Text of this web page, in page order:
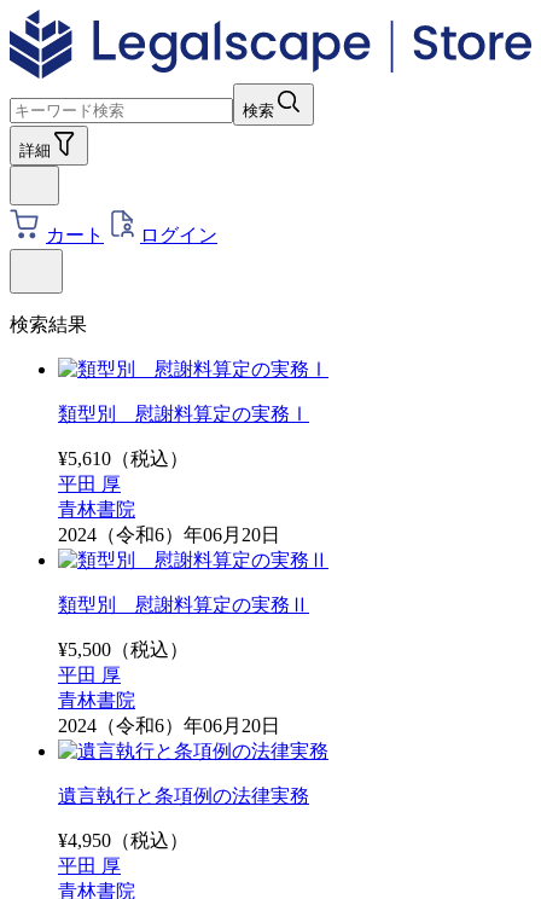
検索
詳細
カート ログイン
検索結果
類型別 慰謝料算定の実務Ⅰ
¥5,610 （税込）
平田 厚
青林書院
2024（令和6）年06月20日
類型別 慰謝料算定の実務Ⅱ
¥5,500 （税込）
平田 厚
青林書院
2024（令和6）年06月20日
遺言執行と条項例の法律実務
¥4,950 （税込）
平田 厚
青林書院